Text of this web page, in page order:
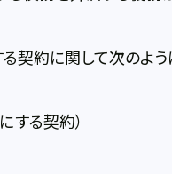
契約に関して次のよう
する契約）